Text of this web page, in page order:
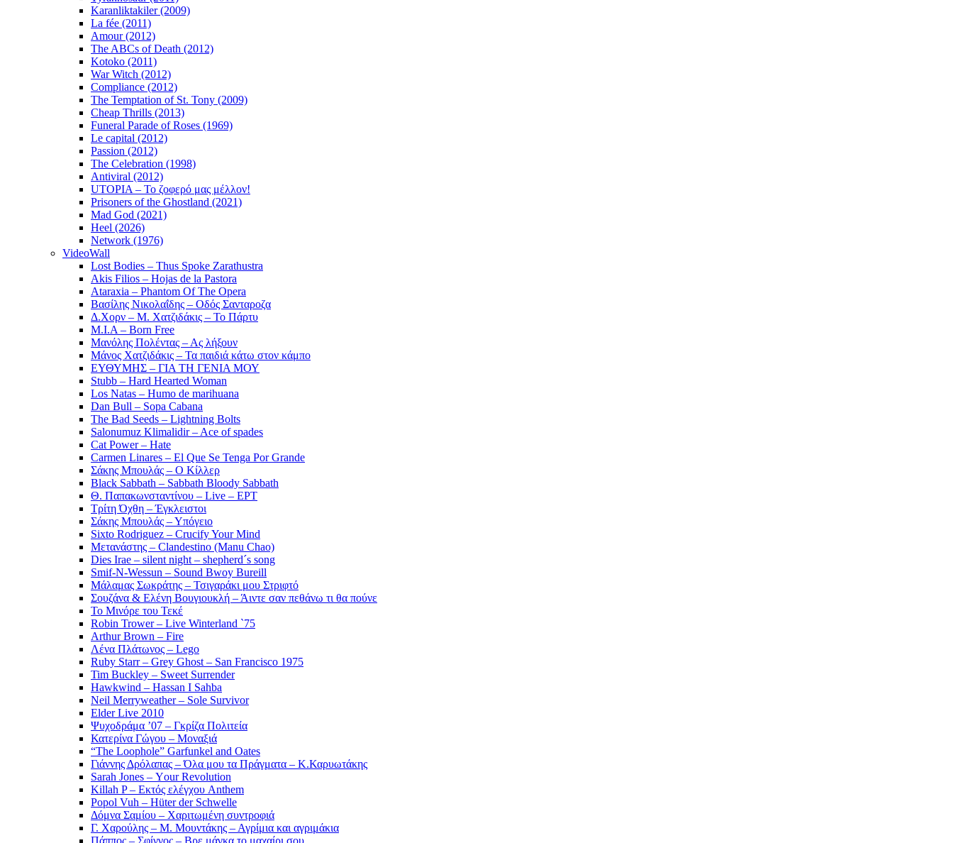
Karanliktakiler (2009)
La fée (2011)
Amour (2012)
The ABCs of Death (2012)
Kotoko (2011)
War Witch (2012)
Compliance (2012)
The Temptation of St. Tony (2009)
Cheap Thrills (2013)
Funeral Parade of Roses (1969)
Le capital (2012)
Passion (2012)
The Celebration (1998)
Antiviral (2012)
UTOPIA – Το ζοφερό μας μέλλον!
Prisoners of the Ghostland (2021)
Mad God (2021)
Heel (2026)
Network (1976)
VideoWall
Lost Bodies – Thus Spoke Zarathustra
Akis Filios – Hojas de la Pastora
Ataraxia – Phantom Of The Opera
Βασίλης Νικολαΐδης – Οδός Σανταροζα
Δ.Χορν – Μ. Χατζιδάκις – Το Πάρτυ
M.I.A – Born Free
Μανόλης Πολέντας – Ας λήξουν
Μάνος Χατζιδάκις – Τα παιδιά κάτω στον κάμπο
ΕΥΘΥΜΗΣ – ΓΙΑ ΤΗ ΓΕΝΙΑ ΜΟΥ
Stubb – Hard Hearted Woman
Los Natas – Humo de marihuana
Dan Bull – Sopa Cabana
The Bad Seeds – Lightning Bolts
Salonumuz Klimalidir – Ace of spades
Cat Power – Hate
Carmen Linares – El Que Se Tenga Por Grande
Σάκης Μπουλάς – Ο Κίλλερ
Black Sabbath – Sabbath Bloody Sabbath
Θ. Παπακωνσταντίνου – Live – ΕΡΤ
Τρίτη Όχθη – Έγκλειστοι
Σάκης Μπουλάς – Υπόγειο
Sixto Rodriguez – Crucify Your Mind
Μετανάστης – Clandestino (Manu Chao)
Dies Irae – silent night – shepherd´s song
Smif-N-Wessun – Sound Bwoy Bureill
Mάλαμας Σωκράτης – Τσιγαράκι μου Στριφτό
Σουζάνα & Ελένη Βουγιουκλή – Άιντε σαν πεθάνω τι θα πούνε
Το Μινόρε του Τεκέ
Robin Trower – Live Winterland `75
Arthur Brown – Fire
Λένα Πλάτωνος – Lego
Ruby Starr – Grey Ghost – San Francisco 1975
Tim Buckley – Sweet Surrender
Hawkwind – Hassan I Sahba
Neil Merryweather – Sole Survivor
Elder Live 2010
Ψυχοδράμα ’07 – Γκρίζα Πολιτεία
Κατερίνα Γώγου – Μοναξιά
“The Loophole” Garfunkel and Oates
Γιάννης Δρόλαπας – Όλα μου τα Πράγματα – Κ.Καρυωτάκης
Sarah Jones – Υour Revolution
Killah P – Εκτός ελέγχου Anthem
Popol Vuh – Hüter der Schwelle
Δόμνα Σαμίου – Χαριτωμένη συντροφιά
Γ. Χαρούλης – Μ. Μουντάκης – Αγρίμια και αγριμάκια
Πάππος – Σφίγγος – Βρε μάγκα το μαχαίρι σου